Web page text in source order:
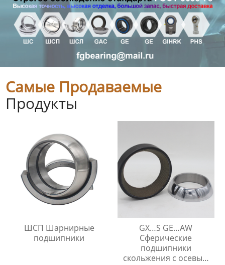
Самые Продаваемые
Продукты
ШСП Шарнирные
подшипники
GX…S GE…AW
Сферические
подшипники
скольжения с осевым